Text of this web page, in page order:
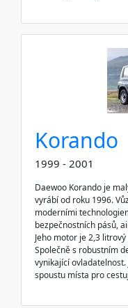
Korando
1999 - 2001
Daewoo Korando je
vyrábí od roku 1996.
moderními
bezpečnostních pásů,
Jeho motor je 2,3
Společně s robustním
vynikající
spoustu místa pro